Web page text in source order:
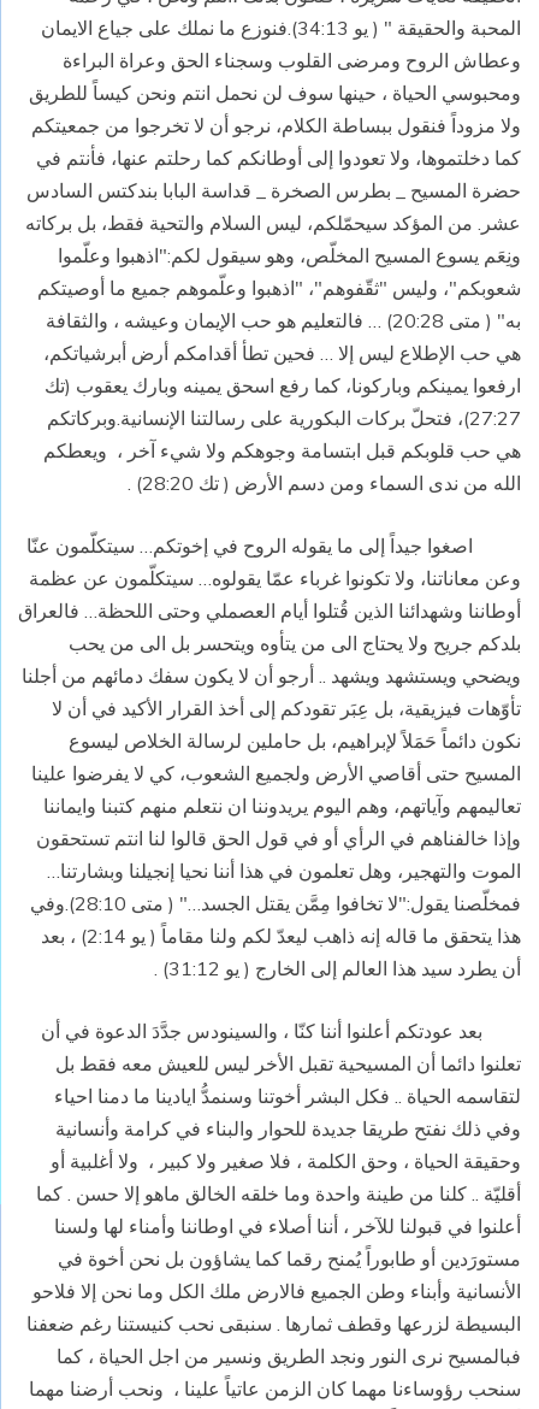
المحبة والحقيقة " ( يو 34:13).فنوزع ما نملك على جياع الايمان
وعطاش الروح ومرضى القلوب وسجناء الحق وعراة البراءة
ومحبوسي الحياة ، حينها سوف لن نحمل انتم ونحن كيساً للطريق
ولا مزوداً فنقول ببساطة الكلام، نرجو أن لا تخرجوا من جمعيتكم
كما دخلتموها، ولا تعودوا إلى أوطانكم كما رحلتم عنها، فأنتم في
حضرة المسيح _ بطرس الصخرة _ قداسة البابا بندكتس السادس
عشر. من المؤكد سيحمّلكم، ليس السلام والتحية فقط، بل بركاته
ونِعَم يسوع المسيح المخلّص، وهو سيقول لكم:"اذهبوا وعلّموا
شعوبكم"، وليس "ثقّفوهم"، "اذهبوا وعلّموهم جميع ما أوصيتكم
به" ( متى 20:28) … فالتعليم هو حب الإيمان وعيشه ، والثقافة
هي حب الإطلاع ليس إلا … فحين تطأ أقدامكم أرض أبرشياتكم،
ارفعوا يمينكم وباركونا، كما رفع اسحق يمينه وبارك يعقوب (تك
27:27)، فتحلّ بركات البكورية على رسالتنا الإنسانية.وبركاتكم
هي حب قلوبكم قبل ابتسامة وجوهكم ولا شيء آخر ، ويعطكم
الله من ندى السماء ومن دسم الأرض ( تك 28:20) .
اصغوا جيداً إلى ما يقوله الروح في إخوتكم… سيتكلّمون عنّا
وعن معاناتنا، ولا تكونوا غرباء عمّا يقولوه… سيتكلّمون عن عظمة
أوطاننا وشهدائنا الذين قُتلوا أيام العصملي وحتى اللحظة… فالعراق
بلدكم جريح ولا يحتاج الى من يتأوه ويتحسر بل الى من يحب
ويضحي ويستشهد ويشهد .. أرجو أن لا يكون سفك دمائهم من أجلنا
تأوّهات فيزيقية، بل عِبَر تقودكم إلى أخذ القرار الأكيد في أن لا
نكون دائماً حَمَلاً لإبراهيم، بل حاملين لرسالة الخلاص ليسوع
المسيح حتى أقاصي الأرض ولجميع الشعوب، كي لا يفرضوا علينا
تعاليمهم وآياتهم، وهم اليوم يريدوننا ان نتعلم منهم كتبنا وايماننا
وإذا خالفناهم في الرأي أو في قول الحق قالوا لنا انتم تستحقون
الموت والتهجير، وهل تعلمون في هذا أننا نحيا إنجيلنا وبشارتنا…
فمخلّصنا يقول:"لا تخافوا مِمَّن يقتل الجسد…" ( متى 28:10).وفي
هذا يتحقق ما قاله إنه ذاهب ليعدّ لكم ولنا مقاماً ( يو 2:14) ، بعد
أن يطرد سيد هذا العالم إلى الخارج ( يو 31:12) .
بعد عودتكم أعلنوا أننا كنّا ، والسينودس جدَّدَ الدعوة في أن
تعلنوا دائما أن المسيحية تقبل الأخر ليس للعيش معه فقط بل
لتقاسمه الحياة .. فكل البشر أخوتنا وسنمدُّ ايادينا ما دمنا احياء
وفي ذلك نفتح طريقا جديدة للحوار والبناء في كرامة وأنسانية
وحقيقة الحياة ، وحق الكلمة ، فلا صغير ولا كبير ، ولا أغلبية أو
أقليّة .. كلنا من طينة واحدة وما خلقه الخالق ماهو إلا حسن . كما
أعلنوا في قبولنا للآخر ، أننا أصلاء في اوطاننا وأمناء لها ولسنا
مستورَدين أو طابوراً يُمنح رقما كما يشاؤون بل نحن أخوة في
الأنسانية وأبناء وطن الجميع فالارض ملك الكل وما نحن إلا فلاحو
البسيطة لزرعها وقطف ثمارها . سنبقى نحب كنيستنا رغم ضعفنا
فبالمسيح نرى النور ونجد الطريق ونسير من اجل الحياة ، كما
سنحب رؤوساءنا مهما كان الزمن عاتياً علينا ، ونحب أرضنا مهما